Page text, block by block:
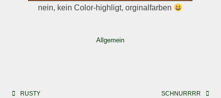
nein, kein Color-highligt, orginalfarben
Allgemein
Beitragsnavigation
RUSTY SCHNURRRR